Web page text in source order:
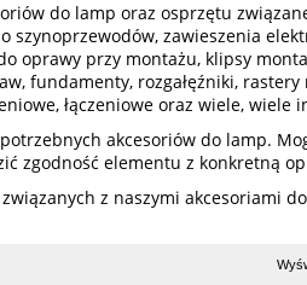
do lamp oraz osprzętu
zawieszenia
oprawy przy montażu, klipsy
fundamenty, rozgałęźniki,
łączeniowe oraz wiele, wiele
akcesoriów do lamp.
zgodność elementu z konkretną
z naszymi akcesoriami